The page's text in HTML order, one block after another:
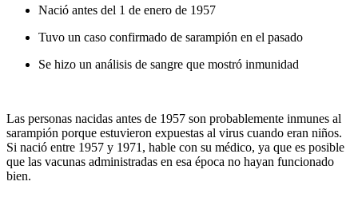
Nació antes del 1 de enero de 1957
Tuvo un caso confirmado de sarampión en el pasado
Se hizo un análisis de sangre que mostró inmunidad
Las personas nacidas antes de 1957 son probablemente inmunes al
sarampión porque estuvieron expuestas al virus cuando eran niños.
Si nació entre 1957 y 1971, hable con su médico, ya que es posible
que las vacunas administradas en esa época no hayan funcionado
bien.